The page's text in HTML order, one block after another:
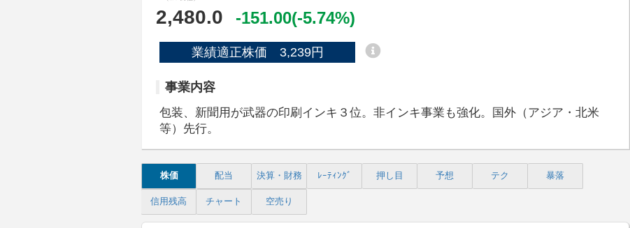
2,480.0 -151.00(-5.74%)
業績適正株価 3,239円
事業内容
包装、新聞用が武器の印刷インキ３位。非インキ事業も強化。国外（アジア・北米
等）先行。
株価 配当 決算・財務 ﾚｰﾃｨﾝｸﾞ 押し目 予想 テク 暴落
信用残高 チャート 空売り